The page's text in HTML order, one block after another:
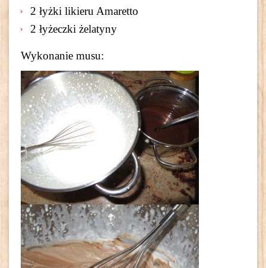
2 łyżki likieru Amaretto
2 łyżeczki żelatyny
Wykonanie musu: